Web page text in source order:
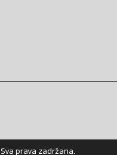
prava zadržana.